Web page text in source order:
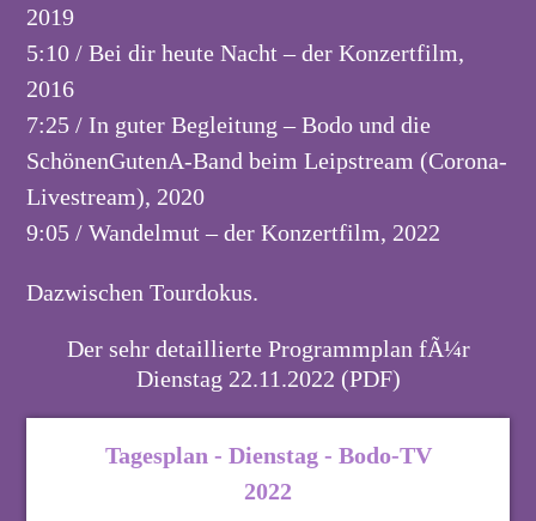
2019
5:10 / Bei dir heute Nacht – der Konzertfilm,
2016
7:25 / In guter Begleitung – Bodo und die
SchönenGutenA-Band beim Leipstream (Corona-
Livestream), 2020
9:05 / Wandelmut – der Konzertfilm, 2022
Dazwischen Tourdokus.
Der sehr detaillierte Programmplan fÃ¼r
Dienstag 22.11.2022 (PDF)
Tagesplan - Dienstag - Bodo-TV
2022